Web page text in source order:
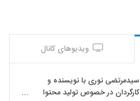
ویدیوهای کانال
سیدمرتضی نوری با نویسنده و
کارگردان در خصوص تولید محتوا